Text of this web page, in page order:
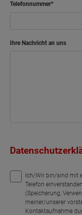
Telefonnummer
Ihre Nachricht an uns
Ich/Wir bin/sind mit
Telefon
(Speicherung,
meiner/unserer
Kontaktaufnahme